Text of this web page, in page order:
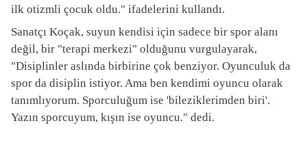
ilk otizmli çocuk oldu." ifadelerini kullandı.
Sanatçı Koçak, suyun kendisi için sadece bir spor alanı
değil, bir "terapi merkezi" olduğunu vurgulayarak,
"Disiplinler aslında birbirine çok benziyor. Oyunculuk da
spor da disiplin istiyor. Ama ben kendimi oyuncu olarak
tanımlıyorum. Sporculuğum ise 'bileziklerimden biri'.
Yazın sporcuyum, kışın ise oyuncu." dedi.